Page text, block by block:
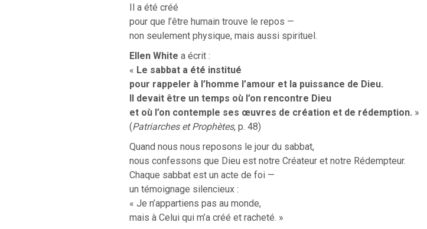
Il a été créé
pour que l’être humain trouve le repos —
non seulement physique, mais aussi spirituel.
Ellen White a écrit :
« Le sabbat a été institué
pour rappeler à l’homme l’amour et la puissance de Dieu.
Il devait être un temps où l’on rencontre Dieu
et où l’on contemple ses œuvres de création et de rédemption. »
(Patriarches et Prophètes, p. 48)
Quand nous nous reposons le jour du sabbat,
nous confessons que Dieu est notre Créateur et notre Rédempteur.
Chaque sabbat est un acte de foi —
un témoignage silencieux :
« Je n’appartiens pas au monde,
mais à Celui qui m’a créé et racheté. »